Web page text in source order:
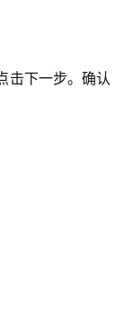
击下一步。确认